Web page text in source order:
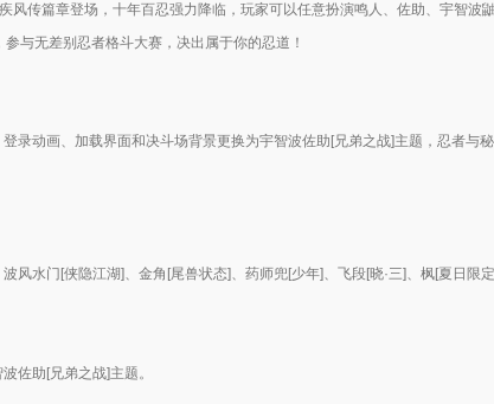
风传篇章登场，十年百忍强力降临，玩家可以任意扮演鸣人、佐助、宇智波
与无差别忍者格斗大赛，决出属于你的忍道！
录动画、加载界面和决斗场背景更换为宇智波佐助[兄弟之战]主题，忍者与秘
风水门[侠隐江湖]、金角[尾兽状态]、药师兜[少年]、飞段[晓·三]、枫[夏日限定]
佐助[兄弟之战]主题。